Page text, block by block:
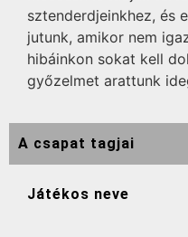
sztenderdjeinkhez, és
jutunk, amikor nem
hibáinkon sokat kell
győzelmet arattunk
A csapat tagjai
Játékos neve